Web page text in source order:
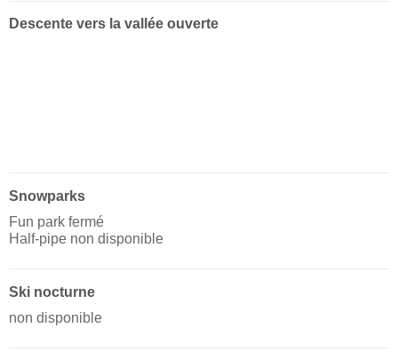
Descente vers la vallée ouverte
Snowparks
Fun park fermé
Half-pipe non disponible
Ski nocturne
non disponible